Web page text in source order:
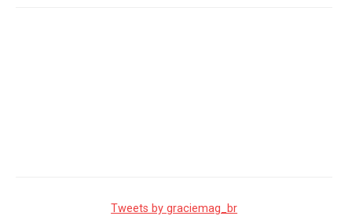
Tweets by graciemag_br